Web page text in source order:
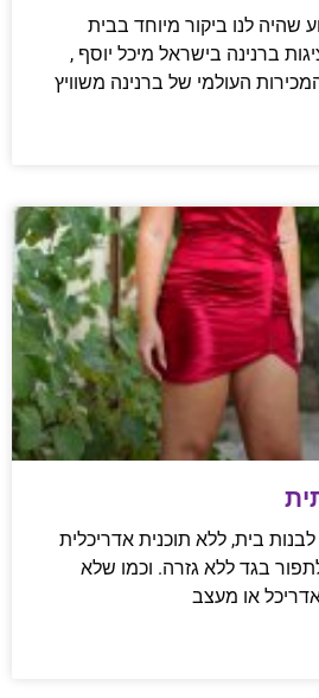
לנו ביקור מיוחד בבית
ברנינה בישראל מיכל יוסף ,
העולמי של ברנינה משוויץ
בית, ללא תוכנית אדריכלית
בגד ללא גזרה. וכמו שלא
או מעצב